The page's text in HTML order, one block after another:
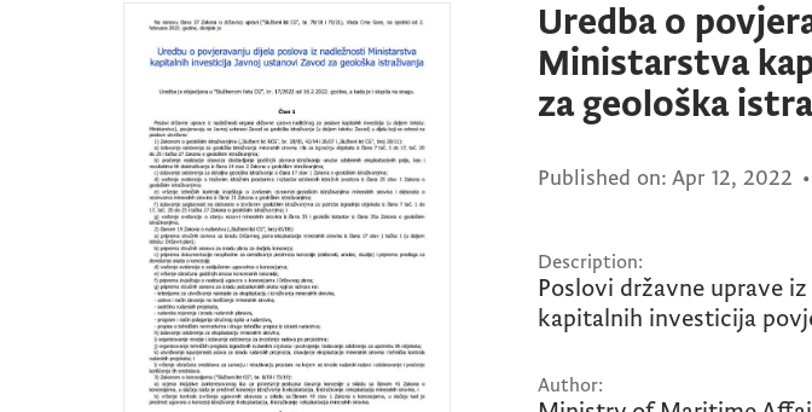
Uredba o
Ministarstva
za geološka
Published on: Apr 12, 2022 •
Description:
Poslovi državne uprave
kapitalnih investicija
Author: